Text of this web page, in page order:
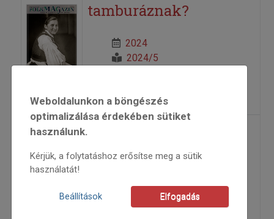
tamburáznak?
2024
2024/5
Első élményeim a
tamburabrácsáról –
avagy kísértet lakik a
kultúrban
Weboldalunkon a böngészés
optimalizálása érdekében sütiket
használunk.
Kérjük, a folytatáshoz erősítse meg a sütik
használatát!
Beállítások Elfogadás